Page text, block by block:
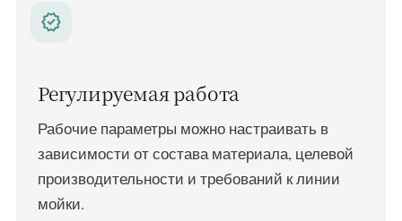
verified
Регулируемая работа
Рабочие параметры можно настраивать в
зависимости от состава материала, целевой
производительности и требований к линии
мойки.